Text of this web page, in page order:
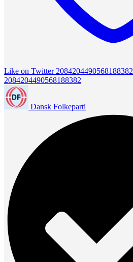
Like on Twitter 2084204490568188382
2084204490568188382
Dansk Folkeparti